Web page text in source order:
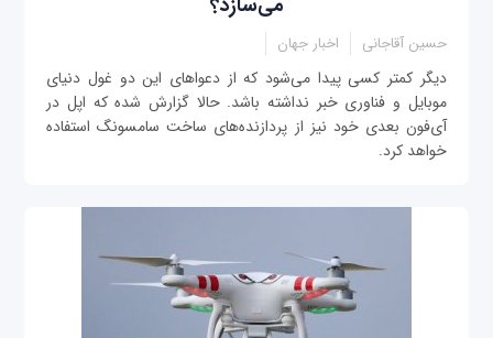
حسین آقاجانی اخبار جهان
دیگر کمتر کسی پیدا می‌شود که از دعواهای این دو غول دنیای
موبایل و فناوری خبر نداشته باشد. حالا گزارش شده که اپل در
آی‌فون بعدی خود نیز از پردازنده‌های ساخت سامسونگ استفاده
خواهد کرد.